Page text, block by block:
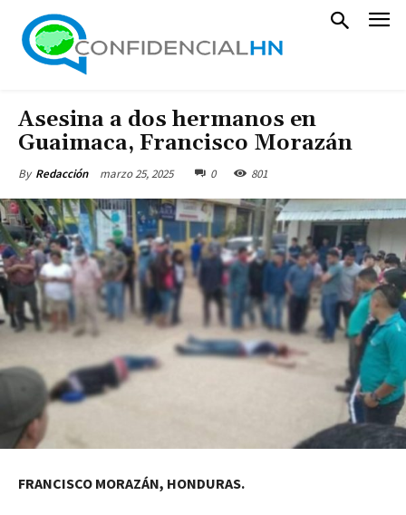
Asesina a dos hermanos en
Guaimaca, Francisco Morazán
By Redacción marzo 25, 2025 0 801
FRANCISCO MORAZÁN, HONDURAS.